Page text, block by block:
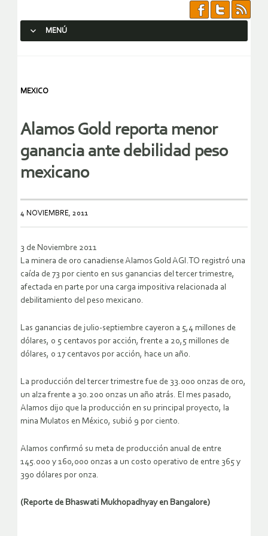
MENÚ
MEXICO
Alamos Gold reporta menor
ganancia ante debilidad peso
mexicano
4 NOVIEMBRE, 2011
3 de Noviembre 2011
La minera de oro canadiense Alamos Gold AGI.TO registró una
caída de 73 por ciento en sus ganancias del tercer trimestre,
afectada en parte por una carga impositiva relacionada al
debilitamiento del peso mexicano.
Las ganancias de julio-septiembre cayeron a 5,4 millones de
dólares, o 5 centavos por acción, frente a 20,5 millones de
dólares, o 17 centavos por acción, hace un año.
La producción del tercer trimestre fue de 33.000 onzas de oro,
un alza frente a 30.200 onzas un año atrás. El mes pasado,
Alamos dijo que la producción en su principal proyecto, la
mina Mulatos en México, subió 9 por ciento.
Alamos confirmó su meta de producción anual de entre
145.000 y 160,000 onzas a un costo operativo de entre 365 y
390 dólares por onza.
(Reporte de Bhaswati Mukhopadhyay en Bangalore)